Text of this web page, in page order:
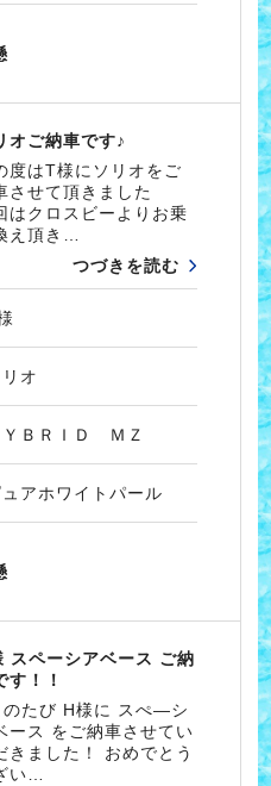
オご納車です♪
度はT様にソリオをご
させて頂きました
はクロスビーよりお乗
え頂き…
つづきを読む
リオ
ＹＢＲＩＤ ＭＺ
ュアホワイトパール
スペーシアベース ご納
す！！
たび H様に スぺ―シ
ース をご納車させてい
きました！ おめでとう
い…